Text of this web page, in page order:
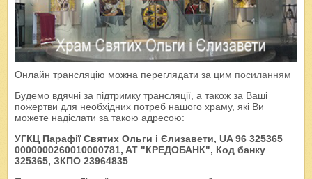
Онлайн трансляцію можна переглядати за цим посиланням
Будемо вдячні за підтримку трансляції, а також за Ваші
пожертви для необхідних потреб нашого храму, які Ви
можете надіслати за такою адресою:
УГКЦ Парафії Святих Ольги і Єлизавети, UA 96 325365
0000000260010000781, AT "КРЕДОБАНК", Код банку
325365, ЗКПО 23964835